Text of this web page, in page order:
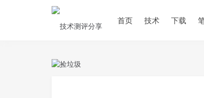
首页 技术 下载